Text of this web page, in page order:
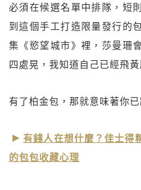
必須在候選名單中排隊，短
到這個手工打造限量發行的
集《慾望城市》裡，莎曼珊
四處晃，我知道自己已經飛黃
有了柏金包，那就意味著你
有錢人在想什麼？佳士得
的包包收藏心理